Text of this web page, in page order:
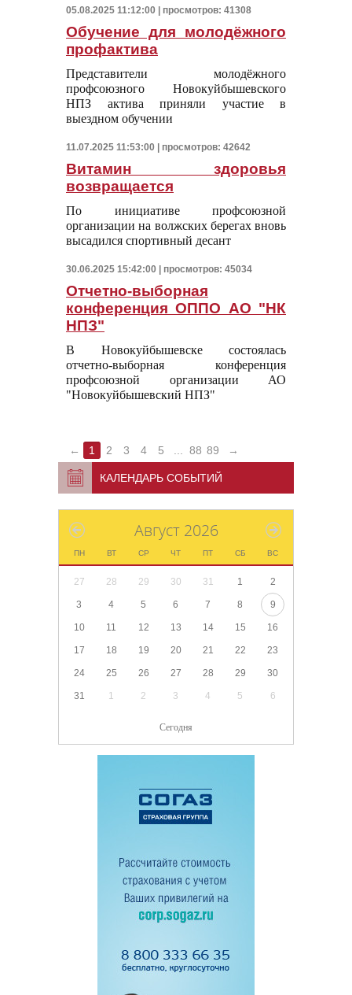
05.08.2025 11:12:00 | просмотров: 41308
Обучение для молодёжного
профактива
Представители молодёжного
профсоюзного Новокуйбышевского
НПЗ актива приняли участие в
выездном обучении
11.07.2025 11:53:00 | просмотров: 42642
Витамин здоровья
возвращается
По инициативе профсоюзной
организации на волжских берегах вновь
высадился спортивный десант
30.06.2025 15:42:00 | просмотров: 45034
Отчетно-выборная
конференция ОППО АО "НК
НПЗ"
В Новокуйбышевске состоялась
отчетно-выборная конференция
профсоюзной организации АО
"Новокуйбышевский НПЗ"
← 1 2 3 4 5 88 89 →
КАЛЕНДАРЬ СОБЫТИЙ
Август 2026
ПН ВТ СР ЧТ ПТ СБ ВС
27 28 29 30 31 1 2
3 4 5 6 7 8 9
10 11 12 13 14 15 16
17 18 19 20 21 22 23
24 25 26 27 28 29 30
31 1 2 3 4 5 6
Сегодня